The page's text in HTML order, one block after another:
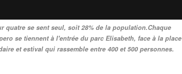
quatre se sent seul, soit 28% de la population.Chaque
se tiennent à l'entrée du parc Elisabeth, face à la place
et estival qui rassemble entre 400 et 500 personnes.